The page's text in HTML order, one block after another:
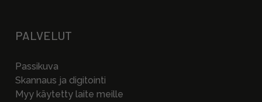
PALVELUT
Passikuva
Skannaus ja digitointi
Myy käytetty laite meille